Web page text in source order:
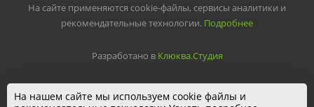
На сайте применяются cookie-файлы, сервисы аналитики и
рекомендательные технологии. Подробнее
Разработано в Клюква.Студия
На нашем сайте мы используем cookie файлы и